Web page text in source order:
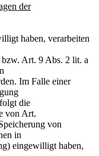
der
haben, verarbeiten
Art. 9 Abs. 2 lit. a
Im Falle einer
die
von Art.
von
in
eingewilligt haben,